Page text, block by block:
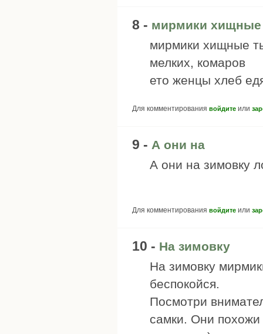
8 - мирмики хищные
мирмики хищные
мелких, комаров
ето женцы хлеб
Для комментирования войдите или
9 - А они на
А они на зимовку
Для комментирования войдите или
10 - На зимовку
На зимовку
беспокойся.
Посмотри
самки. Они похожи